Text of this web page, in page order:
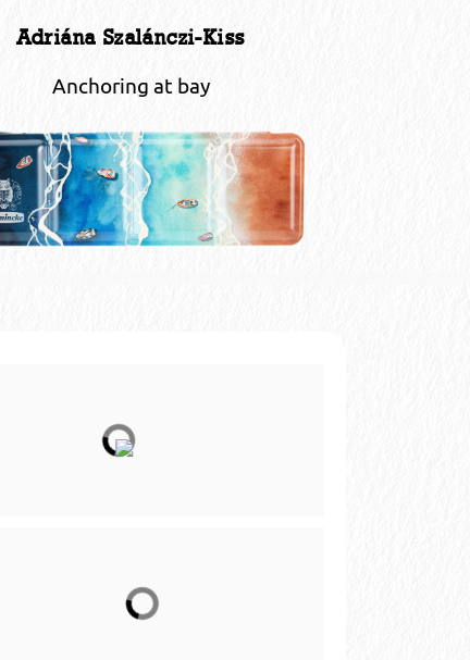
Adriána Szalánczi-Kiss
Anchoring at bay